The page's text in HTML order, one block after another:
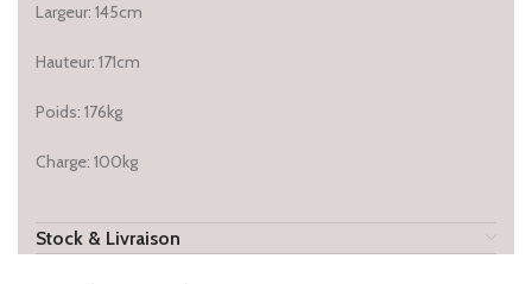
Largeur: 145cm
Hauteur: 171cm
Poids: 176kg
Charge: 100kg
Stock & Livraison